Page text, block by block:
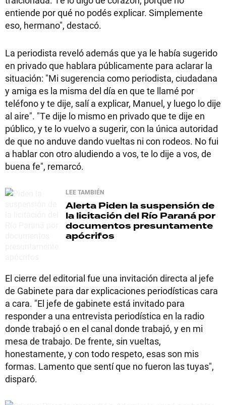
entiende por qué no podés explicar. Simplemente
eso, hermano", destacó.
La periodista reveló además que ya le había sugerido
en privado que hablara públicamente para aclarar la
situación: "Mi sugerencia como periodista, ciudadana
y amiga es la misma del día en que te llamé por
teléfono y te dije, salí a explicar, Manuel, y luego lo dije
al aire". "Te dije lo mismo en privado que te dije en
público, y te lo vuelvo a sugerir, con la única autoridad
de que no anduve dando vueltas ni con rodeos. No fui
a hablar con otro aludiendo a vos, te lo dije a vos, de
buena fe", remarcó.
LEE TAMBIÉN
Alerta Piden la suspensión de
la licitación del Río Paraná por
documentos presuntamente
apócrifos
El cierre del editorial fue una invitación directa al jefe
de Gabinete para dar explicaciones periodísticas cara
a cara. "El jefe de gabinete está invitado para
responder a una entrevista periodística en la radio
donde trabajó o en el canal donde trabajó, y en mi
mesa de trabajo. De frente, sin vueltas,
honestamente, y con todo respeto, esas son mis
formas. Lamento que sentí que no fueron las tuyas",
disparó.